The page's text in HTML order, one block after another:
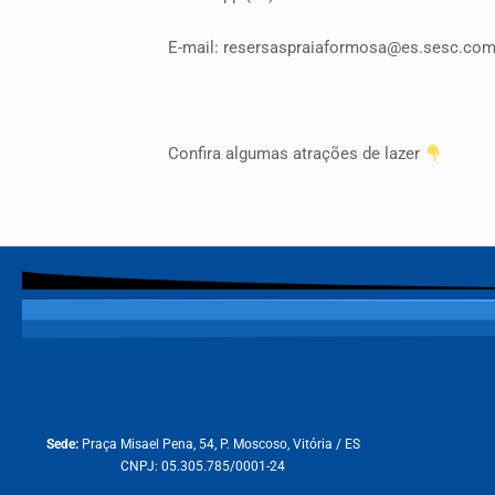
E-mail:
Confira algumas atrações de lazer
Sede: Praça Misael Pena, 54, P. Moscoso, Vitória / ES
CNPJ: 05.305.785/0001-24